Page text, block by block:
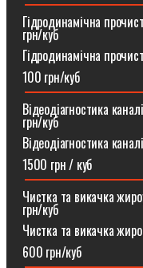
Гідродинамічна
грн/куб
Гідродинамічна
100 грн/куб
Відеодіагностика
грн/куб
Відеодіагностика
1500 грн / куб
Чистка та викачка
грн/куб
Чистка та викачка
600 грн/куб